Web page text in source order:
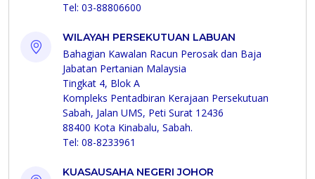
Tel: 03-88806600
WILAYAH PERSEKUTUAN LABUAN
Bahagian Kawalan Racun Perosak dan Baja
Jabatan Pertanian Malaysia
Tingkat 4, Blok A
Kompleks Pentadbiran Kerajaan Persekutuan
Sabah, Jalan UMS, Peti Surat 12436
88400 Kota Kinabalu, Sabah.
Tel: 08-8233961
KUASAUSAHA NEGERI JOHOR